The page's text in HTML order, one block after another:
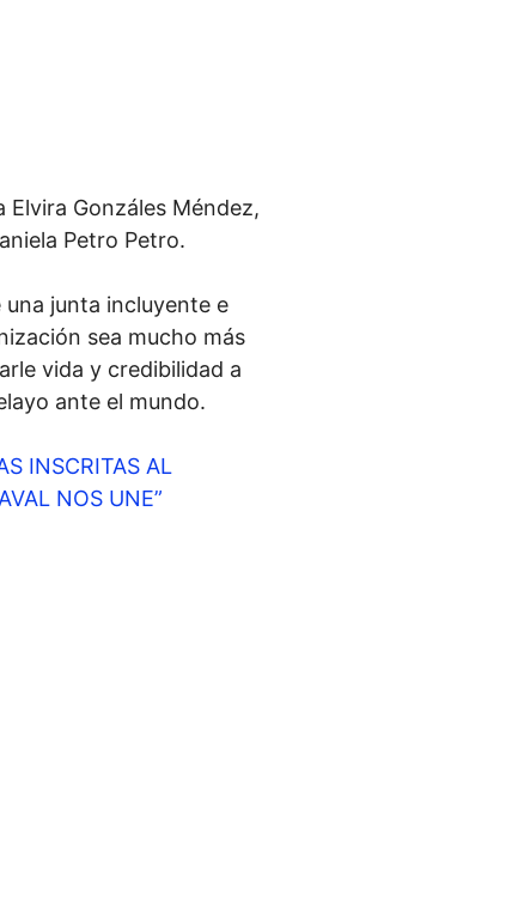
Gonzáles Méndez,
Petro Petro.
junta incluyente e
sea mucho más
vida y credibilidad a
ante el mundo.
INSCRITAS AL
NOS UNE”